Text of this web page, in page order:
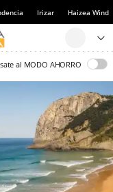
Irizar Haizea Wind
al MODO AHORRO